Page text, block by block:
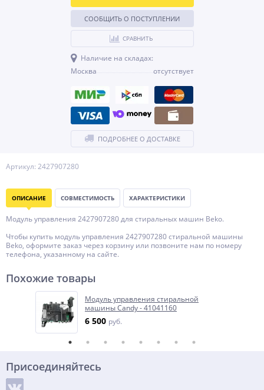
Артикул: 2427907280
СООБЩИТЬ О ПОСТУПЛЕНИИ
СРАВНИТЬ
Наличие на складах:
Москва
отсутствует
ПОДРОБНЕЕ О ДОСТАВКЕ
ОПИСАНИЕ СОВМЕСТИМОСТЬ ХАРАКТЕРИСТИКИ
Модуль управления 2427907280 для стиральных машин Beko.
Чтобы купить модуль управления 2427907280 стиральной машины
Beko, оформите заказ через корзину или позвоните нам по номеру
телефона, указанному на сайте.
Похожие товары
Модуль управления стиральной
машины Candy - 41041160
6 500 руб.
Присоединяйтесь